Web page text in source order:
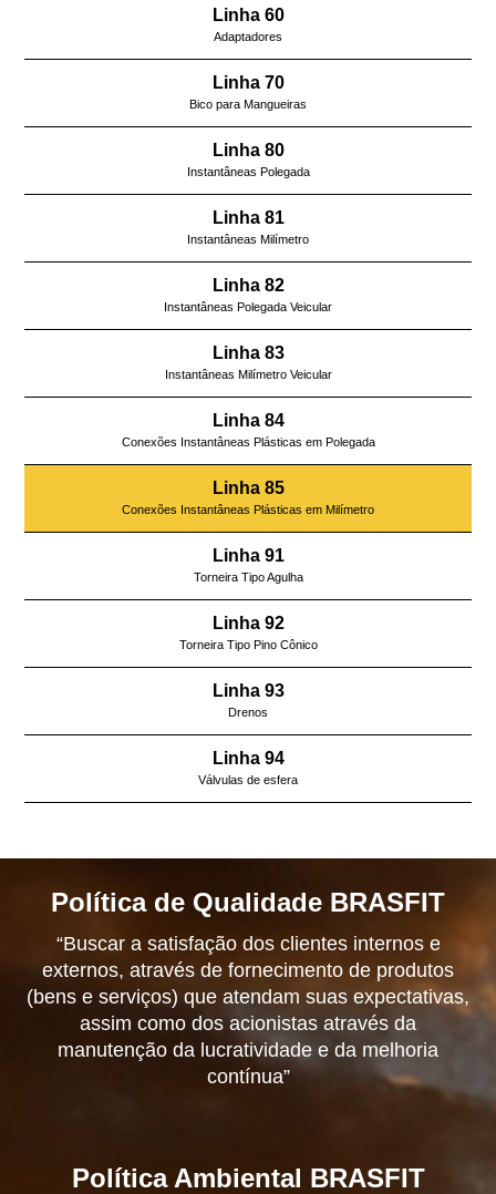
Linha 60
Adaptadores
Linha 70
Bico para Mangueiras
Linha 80
Instantâneas Polegada
Linha 81
Instantâneas Milímetro
Linha 82
Instantâneas Polegada Veicular
Linha 83
Instantâneas Milímetro Veicular
Linha 84
Conexões Instantâneas Plásticas em Polegada
Linha 85
Conexões Instantâneas Plásticas em Milímetro
Linha 91
Torneira Tipo Agulha
Linha 92
Torneira Tipo Pino Cônico
Linha 93
Drenos
Linha 94
Válvulas de esfera
Política de Qualidade BRASFIT
“Buscar a satisfação dos clientes internos e
externos, através de fornecimento de produtos
(bens e serviços) que atendam suas expectativas,
assim como dos acionistas através da
manutenção da lucratividade e da melhoria
contínua”
Política Ambiental BRASFIT